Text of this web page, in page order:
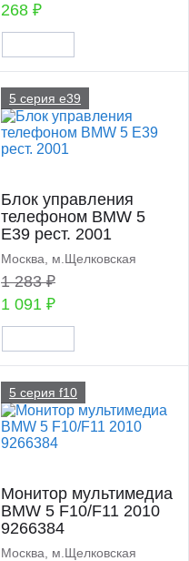
268 ₽
5 серия e39
Блок управления
телефоном BMW 5
E39 рест. 2001
Москва, м.Щелковская
1 283 ₽
1 091 ₽
5 серия f10
Монитор мультимедиа
BMW 5 F10/F11 2010
9266384
Москва, м.Щелковская